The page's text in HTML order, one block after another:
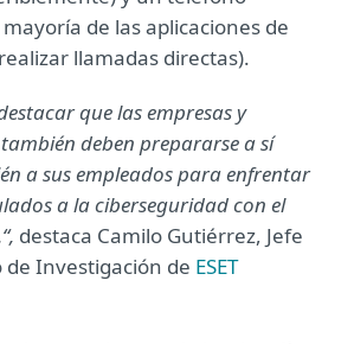
de las aplicaciones de
llamadas directas).
que las empresas y
deben prepararse a sí
a sus empleados para enfrentar
a la ciberseguridad con el
destaca Camilo Gutiérrez, Jefe
Investigación de ESET